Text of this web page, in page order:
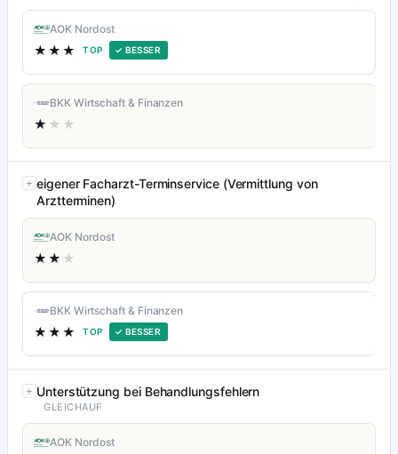
AOK Nordost
★★★ TOP ✓ BESSER
BKK Wirtschaft & Finanzen
★ ★★
eigener Facharzt-Terminservice (Vermittlung von
Arztterminen)
AOK Nordost
★★ ★
BKK Wirtschaft & Finanzen
★★★ TOP ✓ BESSER
Unterstützung bei Behandlungsfehlern
GLEICHAUF
AOK Nordost